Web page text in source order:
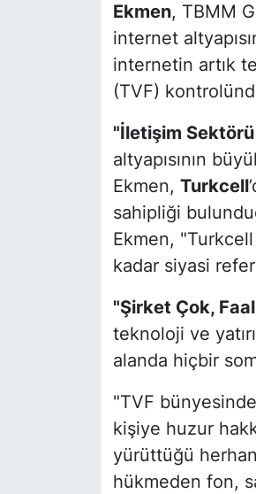
Ekmen, TBMM
internet
internetin artık
(TVF)
"İletişim
altyapısının
Ekmen, Turkcell
sahipliği
Ekmen,
kadar siyasi
"Şirket Çok,
teknoloji ve
alanda hiçbir
"TVF
kişiye huzur
yürüttüğü
hükmeden fon,